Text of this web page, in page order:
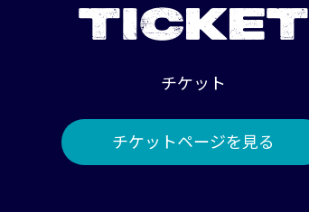
TICKET
チケット
チケットページを見る